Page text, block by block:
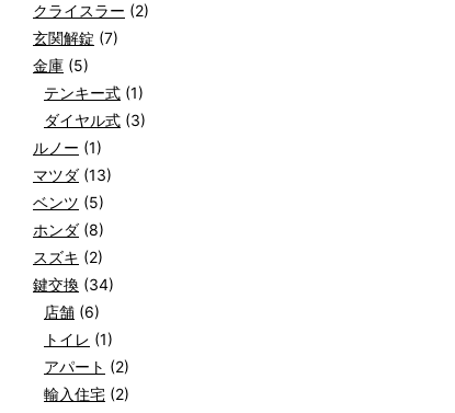
クライスラー (2)
玄関解錠 (7)
金庫 (5)
テンキー式 (1)
ダイヤル式 (3)
ルノー (1)
マツダ (13)
ベンツ (5)
ホンダ (8)
スズキ (2)
鍵交換 (34)
店舗 (6)
トイレ (1)
アパート (2)
輸入住宅 (2)